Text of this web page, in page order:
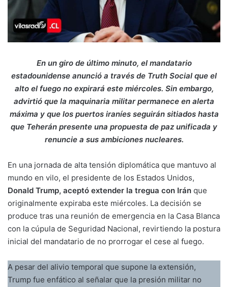
En un giro de último minuto, el mandatario
estadounidense anunció a través de Truth Social que el
alto el fuego no expirará este miércoles. Sin embargo,
advirtió que la maquinaria militar permanece en alerta
máxima y que los puertos iraníes seguirán sitiados hasta
que Teherán presente una propuesta de paz unificada y
renuncie a sus ambiciones nucleares.
En una jornada de alta tensión diplomática que mantuvo al
mundo en vilo, el presidente de los Estados Unidos,
Donald Trump, aceptó extender la tregua con Irán que
originalmente expiraba este miércoles. La decisión se
produce tras una reunión de emergencia en la Casa Blanca
con la cúpula de Seguridad Nacional, revirtiendo la postura
inicial del mandatario de no prorrogar el cese al fuego.
A pesar del alivio temporal que supone la extensión,
Trump fue enfático al señalar que la presión militar no